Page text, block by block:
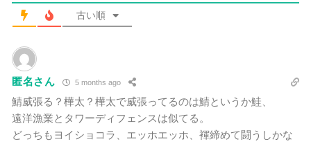
古い順
匿名さん 5 months ago
鯖威張る？樺太？樺太で威張ってるのは鯖というか鮭、
遠洋漁業とタワーディフェンスは似てる。
どっちもヨイショコラ、エッホエッホ、褌締めて闘うしかな